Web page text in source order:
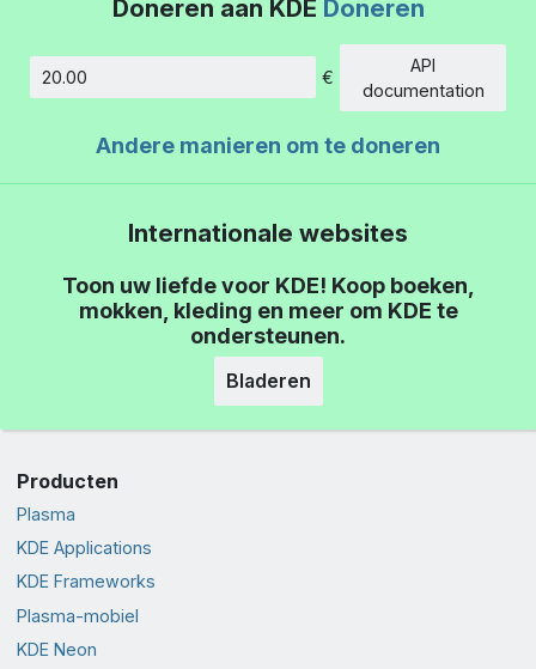
Doneren aan KDE Doneren
Hoeveelheid
€
API
documentation
Andere manieren om te doneren
Internationale websites
Toon uw liefde voor KDE! Koop boeken,
mokken, kleding en meer om KDE te
ondersteunen.
Bladeren
Producten
Plasma
KDE Applications
KDE Frameworks
Plasma-mobiel
KDE Neon